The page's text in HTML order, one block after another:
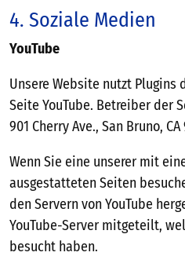
4. Soziale Medien
YouTube
Unsere Website nutzt Plugins
Seite YouTube. Betreiber der
901 Cherry Ave., San Bruno, CA
Wenn Sie eine unserer mit
ausgestatteten Seiten
den Servern von YouTube
YouTube-Server mitgeteilt,
besucht haben.